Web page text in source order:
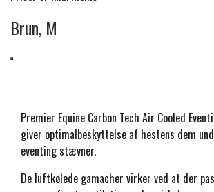
PREMIER EQUINE
NAF
PHARMACARE
Brun, M
Premier Equine Carbon Tech Air Cooled
giver optimalbeskyttelse af hestens dem
eventing stævner.
De luftkølede gamacher virker ved at der